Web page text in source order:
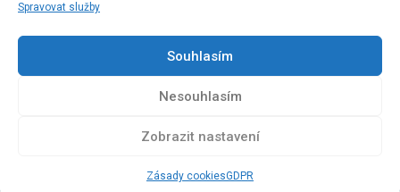
Spravovat služby
Souhlasím
Nesouhlasím
Zobrazit nastavení
Zásady cookiesGDPR